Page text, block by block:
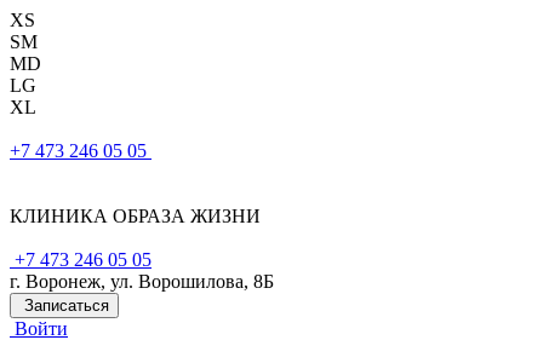
XS
SM
MD
LG
XL
+7 473 246 05 05
КЛИНИКА ОБРАЗА ЖИЗНИ
+7 473 246 05 05
г. Воронеж, ул. Ворошилова, 8Б
Записаться
Войти